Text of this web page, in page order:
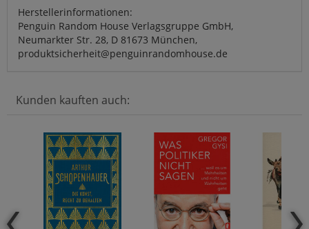
Herstellerinformationen:
Penguin Random House Verlagsgruppe GmbH,
Neumarkter Str. 28, D 81673 München,
produktsicherheit@penguinrandomhouse.de
Kunden kauften auch: